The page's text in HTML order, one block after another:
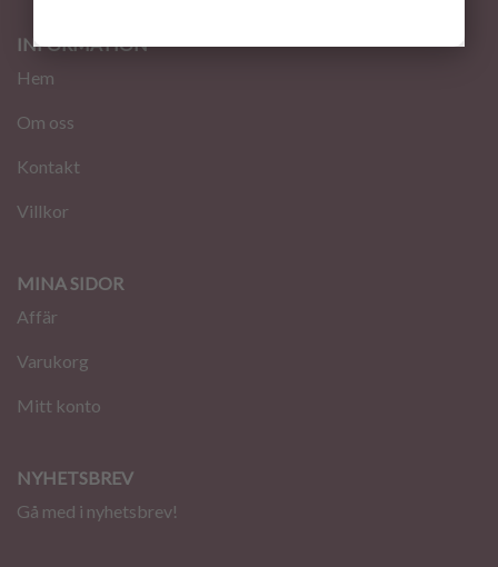
INFORMATION
Hem
Om oss
Kontakt
Villkor
MINA SIDOR
Affär
Varukorg
Mitt konto
NYHETSBREV
Gå med i nyhetsbrev!